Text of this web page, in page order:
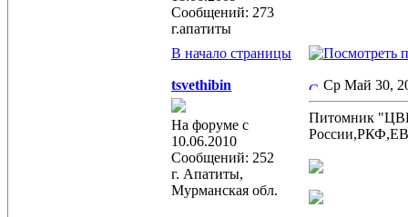
Сообщений: 273
г.апатиты
В начало страницы
tsvethibin
На форуме с
10.06.2010
Сообщений: 252
г. Апатиты,
Мурманская обл.
Ср Май 30,
Питомник